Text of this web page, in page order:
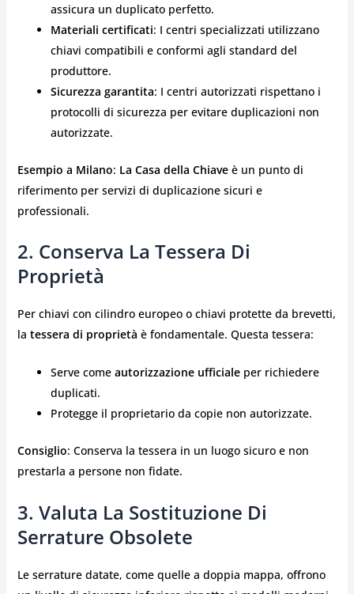
assicura un duplicato perfetto.
Materiali certificati: I centri specializzati utilizzano
chiavi compatibili e conformi agli standard del
produttore.
Sicurezza garantita: I centri autorizzati rispettano i
protocolli di sicurezza per evitare duplicazioni non
autorizzate.
Esempio a Milano: La Casa della Chiaveè un punto di
riferimento per servizi di duplicazione sicuri e
professionali.
2. Conserva La Tessera Di
Proprietà
Per chiavi con cilindro europeo o chiavi protette da brevetti,
la tessera di proprietà è fondamentale. Questa tessera:
Serve come autorizzazione ufficialeper richiedere
duplicati.
Protegge il proprietario da copie non autorizzate.
Consiglio: Conserva la tessera in un luogo sicuro e non
prestarla a persone non fidate.
3. Valuta La Sostituzione Di
Serrature Obsolete
Le serrature datate, come quelle a doppia mappa, offrono